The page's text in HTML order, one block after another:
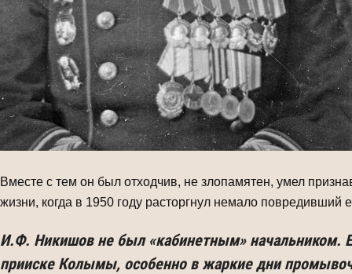
Вместе с тем он был отходчив, не злопамятен, умел
жизни, когда в 1950 году расторгнул немало
И.Ф. Никишов не был «кабинетным» начальником.
прииске Колымы, особенно в жаркие дни